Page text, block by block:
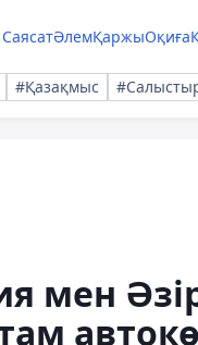
СаясатӘлемҚаржыОқиға
#Қазақмыс
мен